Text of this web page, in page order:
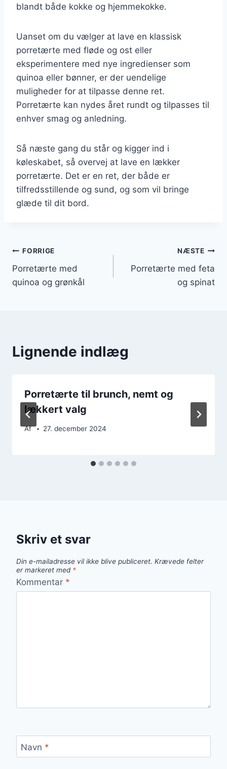
blandt både kokke og hjemmekokke.
Uanset om du vælger at lave en klassisk
porretærte med fløde og ost eller
eksperimentere med nye ingredienser som
quinoa eller bønner, er der uendelige
muligheder for at tilpasse denne ret.
Porretærte kan nydes året rundt og tilpasses til
enhver smag og anledning.
Så næste gang du står og kigger ind i
køleskabet, så overvej at lave en lækker
porretærte. Det er en ret, der både er
tilfredsstillende og sund, og som vil bringe
glæde til dit bord.
Indlægsnavigation
FORRIGE
Porretærte med
quinoa og grønkål
NÆSTE
Porretærte med feta
og spinat
Lignende indlæg
Porretærte til brunch, nemt og
lækkert valg
Af 27. december 2024
Skriv et svar
Din e-mailadresse vil ikke blive publiceret. Krævede felter
er markeret med *
Kommentar *
Navn *